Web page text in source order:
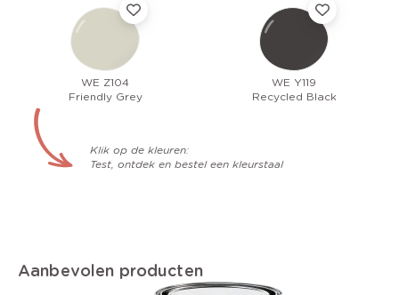
WE Z104
Friendly Grey
WE Y119
Recycled Black
Klik op de kleuren:
Test, ontdek en bestel een kleurstaal
Aanbevolen producten